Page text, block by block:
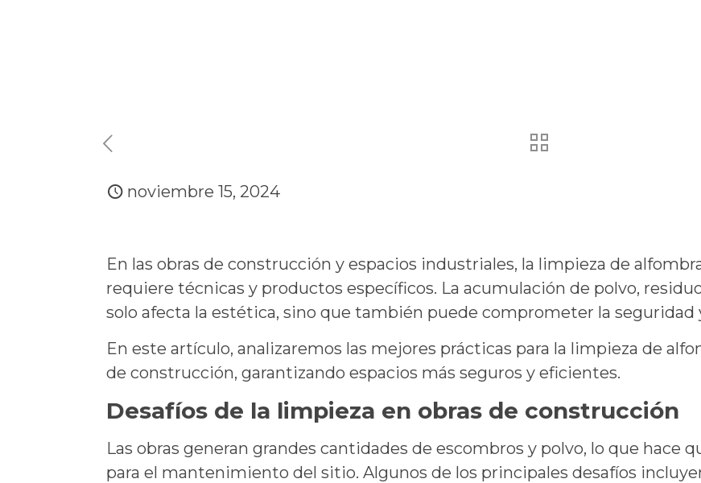
noviembre 15, 2024
En las obras de construcción y espacios industriales, la limpieza de
requiere técnicas y productos específicos. La acumulación de polvo,
solo afecta la estética, sino que también puede comprometer la seguridad
En este artículo, analizaremos las mejores prácticas para la limpieza de
de construcción, garantizando espacios más seguros y eficientes.
Desafíos de la limpieza en obras de construcción
Las obras generan grandes cantidades de escombros y polvo, lo que hace
para el mantenimiento del sitio. Algunos de los principales desafíos